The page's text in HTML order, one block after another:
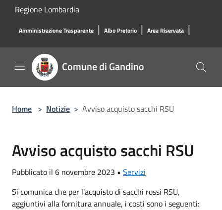
Salta al contenuto principale
Regione Lombardia
Amministrazione Trasparente | Albo Pretorio | Area Riservata |
Comune di Gandino
Home > Notizie > Avviso acquisto sacchi RSU
Avviso acquisto sacchi RSU
Pubblicato il 6 novembre 2023 • Servizi
Si comunica che per l'acquisto di sacchi rossi RSU,
aggiuntivi alla fornitura annuale, i costi sono i seguenti: